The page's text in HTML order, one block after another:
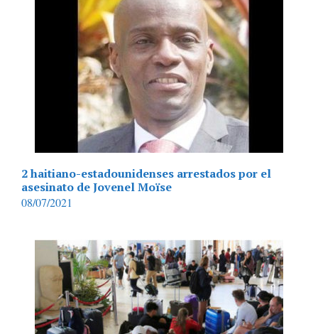
2 haitiano-estadounidenses arrestados por el
asesinato de Jovenel Moïse
08/07/2021